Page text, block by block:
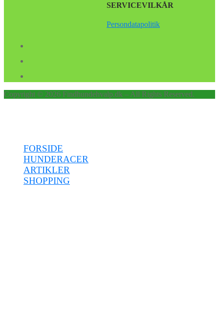
SERVICEVILKÅR
Persondatapolitik
Copyright © 2026 Findhundehvalp.dk – All Rights Reserved.
FORSIDE
HUNDERACER
ARTIKLER
SHOPPING